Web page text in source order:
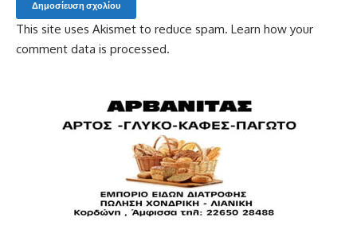
This site uses Akismet to reduce spam. Learn how your
comment data is processed.